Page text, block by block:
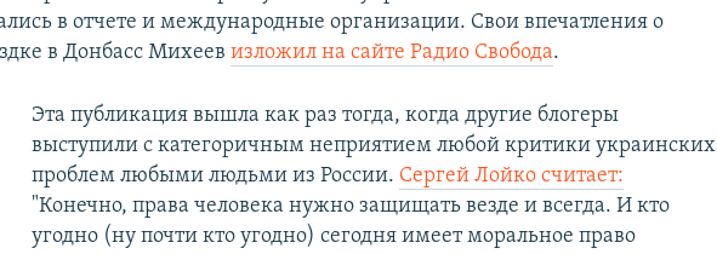
в отчете и международные организации. Свои впечатления о
в Донбасс Михеевизложил на сайте Радио Свобода.
Эта публикация вышла как раз тогда, когда другие блогеры
выступили с категоричным неприятием любой критики украинских
проблем любыми людьми из России. Сергей Лойко считает:
"Конечно, права человека нужно защищать везде и всегда. И кто
угодно (ну почти кто угодно) сегодня имеет моральное право